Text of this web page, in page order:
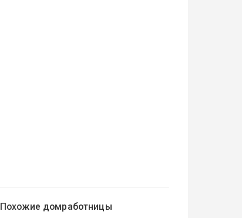
Похожие домработницы